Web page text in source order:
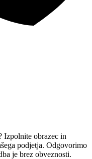
Izpolnite obrazec in
podjetja. Odgovorimo
je brez obveznosti.